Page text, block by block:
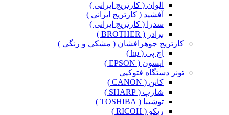
الوان ( کارتریج ایرانی )
آفشید ( کارتریج ایرانی )
سدرا ( کارتریج ایرانی )
برادر ( BROTHER )
کارتریج جوهرافشان ( مشکی و رنگی )
اچ پی ( hp )
اپسون ( EPSON )
تونر دستگاه فتوکپی
کانن ( CANON )
شارپ ( SHARP )
توشیبا ( TOSHIBA )
ریکو ( RICOH )